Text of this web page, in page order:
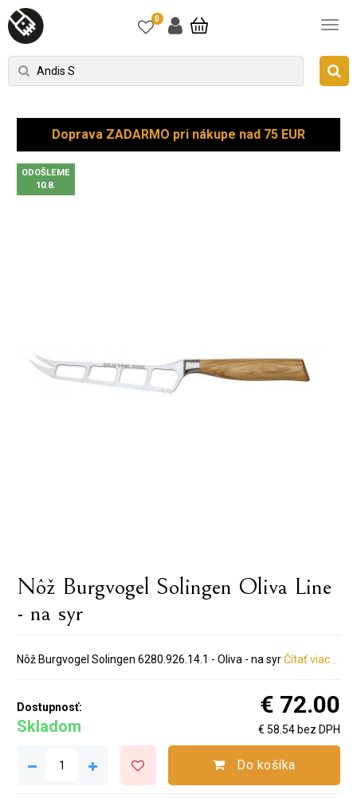
0
Doprava ZADARMO pri nákupe nad 75 EUR
ODOŠLEME
10.8.
Nôž Burgvogel Solingen Oliva Line
- na syr
Nôž Burgvogel Solingen 6280.926.14.1 - Oliva - na syrČítať viac ..
Dostupnosť:
Skladom
€ 72.00
€ 58.54 bez DPH
Do košíka